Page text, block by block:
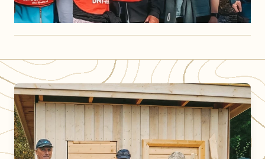
For aktive frivillige i DNT Nedre Glomma